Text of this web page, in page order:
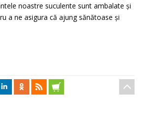
noastre suculente sunt ambalate și
a ne asigura că ajung sănătoase și